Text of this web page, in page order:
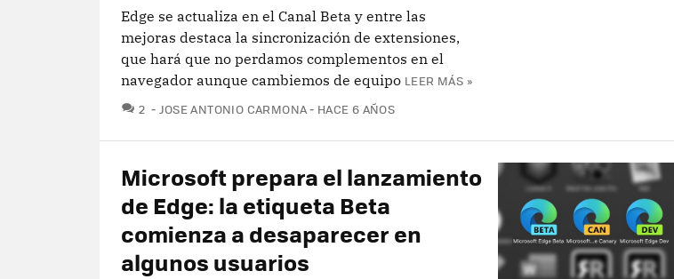
Edge se actualiza en el Canal Beta y entre las
mejoras destaca la sincronización de extensiones,
que hará que no perdamos complementos en el
navegador aunque cambiemos de equipo LEER MÁS »
2 COMENTARIOS
JOSE ANTONIO CARMONA HACE 6 AÑOS
Microsoft prepara el lanzamiento
de Edge: la etiqueta Beta
comienza a desaparecer en
algunos usuarios